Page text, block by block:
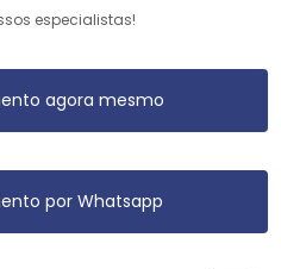
especialistas!
agora mesmo
por Whatsapp